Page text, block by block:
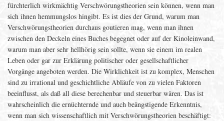
fürchterlich wirkmächtig Verschwörungstheorien sein können, wenn man
sich ihnen hemmungslos hingibt. Es ist dies der Grund, warum man
Verschwörungstheorien durchaus goutieren mag, wenn man ihnen
zwischen den Deckeln eines Buches begegnet oder auf der Kinoleinwand,
warum man aber sehr hellhörig sein sollte, wenn sie einem im realen
Leben oder gar zur Erklärung politischer oder gesellschaftlicher
Vorgänge angeboten werden. Die Wirklichkeit ist zu komplex, Menschen
sind zu irrational und geschichtliche Abläufe von zu vielen Faktoren
beeinflusst, als daß all diese berechenbar und steuerbar wären. Das ist
wahrscheinlich die ernüchternde und auch beängstigende Erkenntnis,
wenn man sich wissenschaftlich mit Verschwörungstheorien beschäftigt: